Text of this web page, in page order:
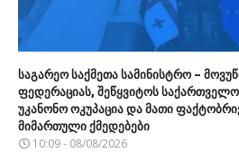
საგარეო საქმეთა სამინისტრო –
ფედერაციას, შეწყვიტოს
უკანონო ოკუპაცია და მათი
მიმართული ქმედებები
10:09 - 08/08/2026